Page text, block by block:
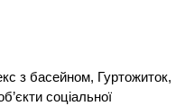
з басейном, Гуртожиток,
соціальної